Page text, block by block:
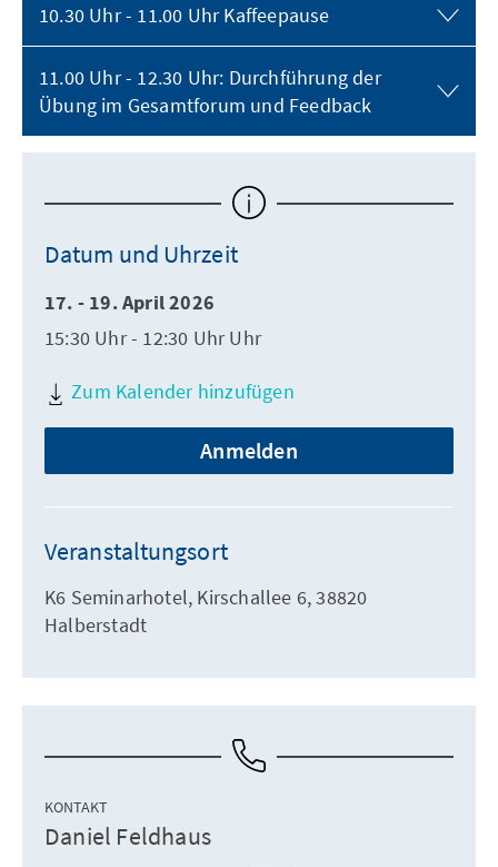
10.30 Uhr - 11.00 Uhr Kaffeepause
11.00 Uhr - 12.30 Uhr: Durchführung der
Übung im Gesamtforum und Feedback
Datum und Uhrzeit
17. - 19. April 2026
15:30 Uhr - 12:30 Uhr Uhr
Zum Kalender hinzufügen
Anmelden
Veranstaltungsort
K6 Seminarhotel, Kirschallee 6, 38820
Halberstadt
KONTAKT
Daniel Feldhaus